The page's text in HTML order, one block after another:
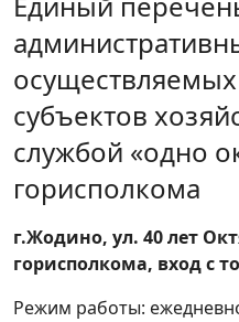
субъектов
службой «одно
горисполкома
г.Жодино, ул. 40 лет
горисполкома, вход с
Режим работы:
предельных
энергетических
лиц с годовым
топливно-
условного
Согласование
рекламы, рекламы
размещение